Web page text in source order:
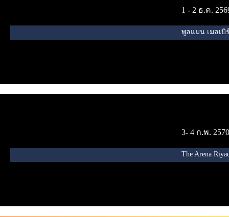
1 - 2 ธ.ค.
พูลแมน เมลเบิ
3- 4 ก.พ. 2570
The Arena